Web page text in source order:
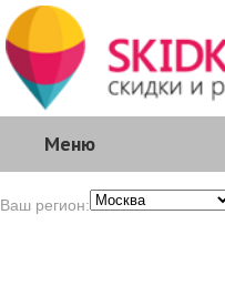
Меню
Ваш регион: